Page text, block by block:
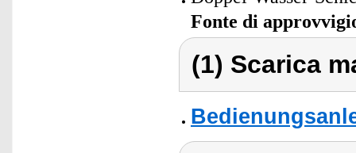
Fonte di
(1) Scarica